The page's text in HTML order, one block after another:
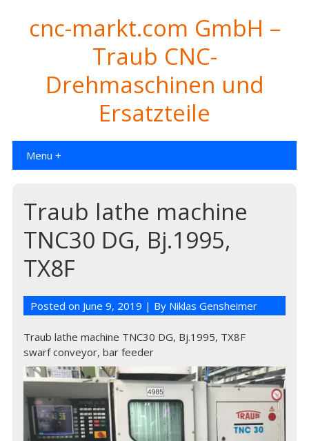
cnc-markt.com GmbH –
Traub CNC-
Drehmaschinen und
Ersatzteile
Menu +
Traub lathe machine
TNC30 DG, Bj.1995,
TX8F
Posted on June 9, 2019 | By Niklas Gensheimer
Traub lathe machine TNC30 DG, Bj.1995, TX8F
swarf conveyor, bar feeder